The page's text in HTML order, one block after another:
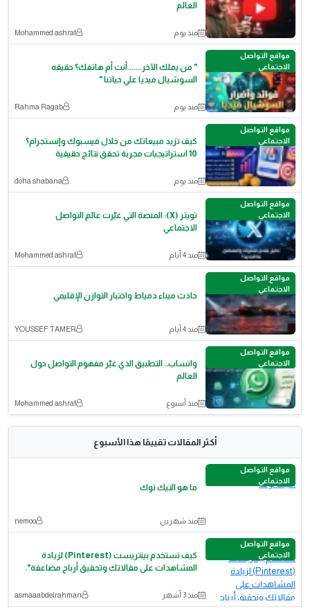
العالم
منذ يوم Mohammed ashraf
مواقع التواصل
الاجتماعي
" من يملك الآخر.......أنت أم هاتفك؟ حقيقه
السوشيال ميديا علي حياتنا "
منذ يوم Rahma Ragab
مواقع التواصل
الاجتماعي
كيف تزيد مبيعاتك من خلال فيسبوك وإنستجرام؟
10 استراتيجيات مجربة تحقق نتائج حقيقية
منذ يوم doha shabana
مواقع التواصل
الاجتماعي
تويتر (X): المنصة التي غيّرت عالم التواصل
الاجتماعي
منذ 4 أيام Mohammed ashraf
مواقع التواصل
الاجتماعي
حادث ميناء دمياط واختبار التوازن الإقليمي
منذ 4 أيام YOUSSEF TAMER
مواقع التواصل
الاجتماعي
واتساب.. التطبيق الذي غيّر مفهوم التواصل حول
العالم
منذ أسبوع Mohammed ashraf
أكثر المقالات تقييمًا هذا الأسبوع
مواقع التواصل
الاجتماعي
ما هو التيك توك
منذ شهرين nemoo
مواقع التواصل
الاجتماعي
كيف تستخدم بينتريست (Pinterest) لزيادة
المشاهدات على مقالاتك وتحقيق أرباح مضاعفة".
منذ 3 أشهر asmaaabdelrahman